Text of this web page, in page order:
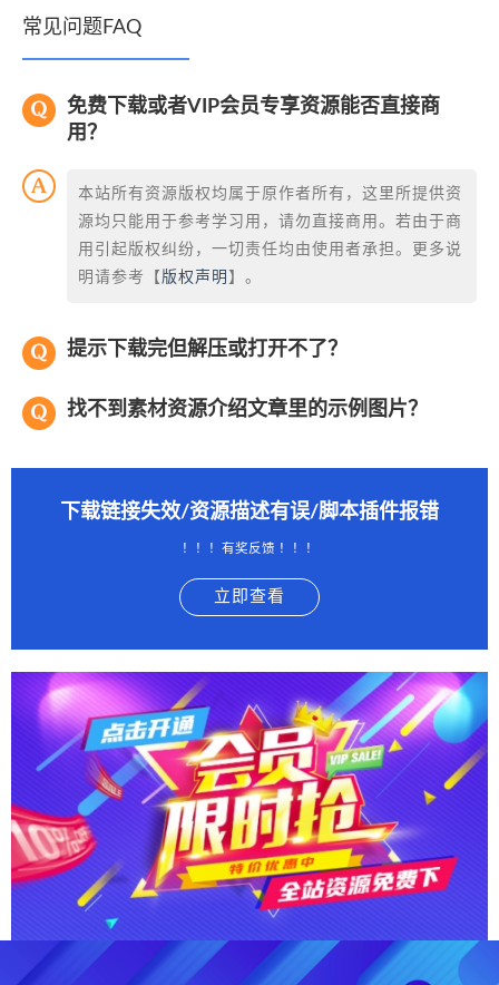
常见问题FAQ
免费下载或者VIP会员专享资源能否直接商
用？
本站所有资源版权均属于原作者所有，这里所提供资
源均只能用于参考学习用，请勿直接商用。若由于商
用引起版权纠纷，一切责任均由使用者承担。更多说
明请参考【 版权声明 】。
提示下载完但解压或打开不了？
找不到素材资源介绍文章里的示例图片？
下载链接失效/资源描述有误/脚本插件报错
！！！有奖反馈 ！！！
立即查看